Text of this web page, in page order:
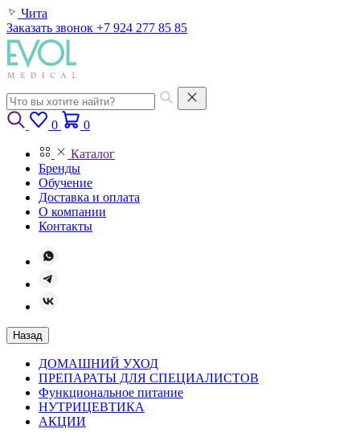
Чита
Заказать звонок +7 924 277 85 85
0 0
Каталог
Бренды
Обучение
Доставка и оплата
О компании
Контакты
Назад
ДОМАШНИЙ УХОД
ПРЕПАРАТЫ ДЛЯ СПЕЦИАЛИСТОВ
Функциональное питание
НУТРИЦЕВТИКА
АКЦИИ